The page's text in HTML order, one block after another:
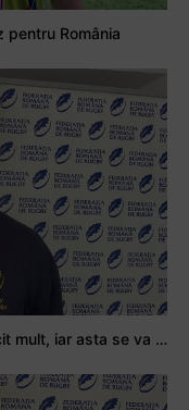
pentru România
Stejarul Logan Weidner: Echipa a muncit mult, iar asta se va vedea în meciurile de la Nations Cup